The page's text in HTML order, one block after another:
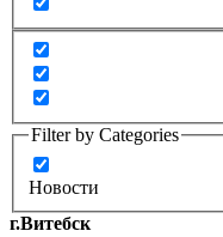
Filter by Categories
Новости
г.Витебск